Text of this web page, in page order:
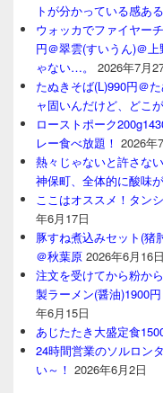
トが分かっている感ある
ウォッカでファイヤー
円＠翠雲(すいうん)＠
ゃない…。
2026年7月
たぬきそば(L)990円＠
ャ固いんだけど、どこ
ローストポーク
レー食べ放題！ 2026年
熱々じゃないと許さな
神保町、全体的に酸味が
ここはオススメ！タン
年6月17日
豚すね煮込みセット(猪
＠秋葉原 2026年6月16日
注文を受けてから粉か
製ラーメン(醤油)1900
年6月15日
あじたたき大盛定食
24時間営業のソルロン
い～！ 2026年6月2日